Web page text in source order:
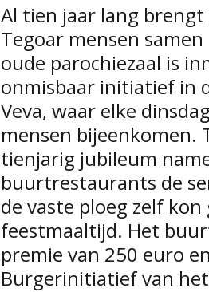
Al tien jaar lang
Tegoar mensen
oude parochiezaal is
onmisbaar initiatief in
Veva, waar elke
mensen bijeenkomen.
tienjarig jubileum
buurtrestaurants de
de vaste ploeg zelf
feestmaaltijd. Het
premie van 250 euro
Burgerinitiatief van